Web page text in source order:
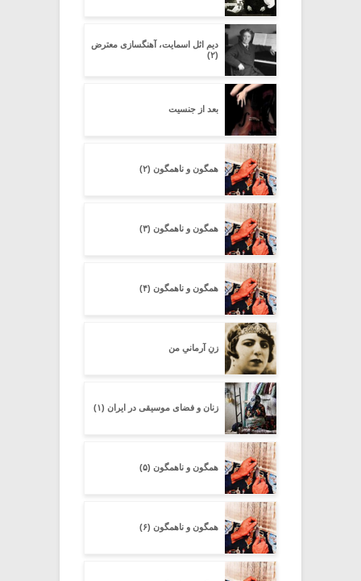
دیم اثل اسمایت، آهنگسازی معترض
(۲)
بعد از جنسیت
همگون و ناهمگون (۲)
همگون و ناهمگون (۳)
همگون و ناهمگون (۴)
زنِ آرمانیِ من
زنان و فضای موسیقی در ایران (۱)
همگون و ناهمگون (۵)
همگون و ناهمگون (۶)